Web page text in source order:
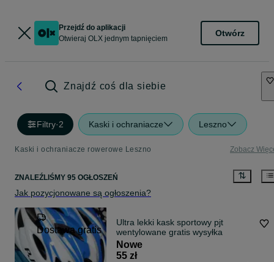
Przejdź do aplikacji
Otwieraj OLX jednym tapnięciem
Otwórz
Znajdź coś dla siebie
Filtry·2 Kaski i ochraniacze Leszno
Kaski i ochraniacze rowerowe Leszno Zobacz
ZNALEŹLIŚMY 95 OGŁOSZEŃ
Jak pozycjonowane są ogłoszenia?
Dostawa gratis
Ultra lekki kask sportowy pjt
wentylowane gratis wysyłka
Nowe
55 zł